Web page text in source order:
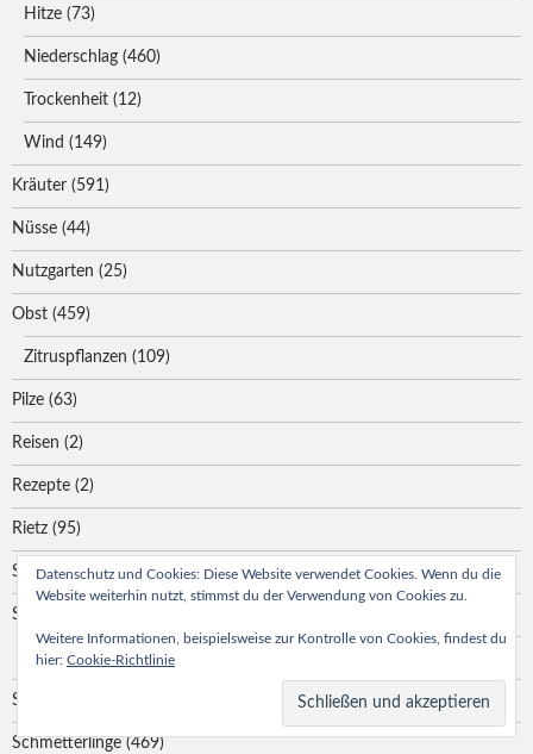
Hitze (73)
Niederschlag (460)
Trockenheit (12)
Wind (149)
Kräuter (591)
Nüsse (44)
Nutzgarten (25)
Obst (459)
Zitruspflanzen (109)
Pilze (63)
Reisen (2)
Rezepte (2)
Rietz (95)
Salat(103)
Schädlinge
Wild(39)
Schattenpflanzen
Schmetterlinge (469)
Datenschutz und Cookies: Diese Website verwendet Cookies. Wenn du die
Website weiterhin nutzt, stimmst du der Verwendung von Cookies zu.
Weitere Informationen, beispielsweise zur Kontrolle von Cookies, findest du
hier: Cookie-Richtlinie